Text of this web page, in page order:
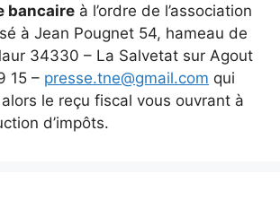
bancaire à l’ordre de l’association
à Jean Pougnet 54, hameau de
34330 – La Salvetat sur Agout
15 – presse.tne@gmail.com qui
le reçu fiscal vous ouvrant à
d’impôts.